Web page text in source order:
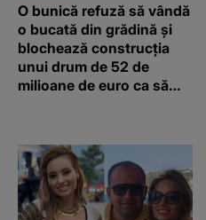
O bunică refuză să vândă
o bucată din grădină și
blochează construcția
unui drum de 52 de
milioane de euro ca să